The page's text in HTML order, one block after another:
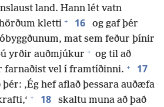
land. Hann lét vatn
kletti + 16
og gaf þér
mat sem feður þínir
yrðir auðmjúkur + og til að
farnaðist vel í framtíðinni. + 17
‚Ég hef aflað þessara auðæfa
+ 18
skaltu muna að það